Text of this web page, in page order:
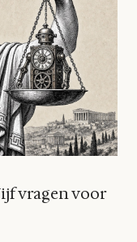
vragen voor